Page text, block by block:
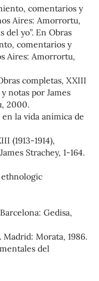
comentarios y
Aires: Amorrortu,
del yo”. En Obras
comentarios y
Aires: Amorrortu,
completas, XXIII
notas por James
2000.
la vida anímica de
(1913-1914),
Strachey, 1-164.
Gedisa,
Madrid: Morata, 1986.
del